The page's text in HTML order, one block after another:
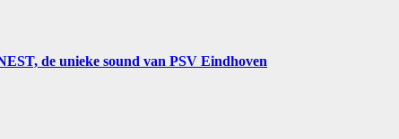
de unieke sound van PSV Eindhoven